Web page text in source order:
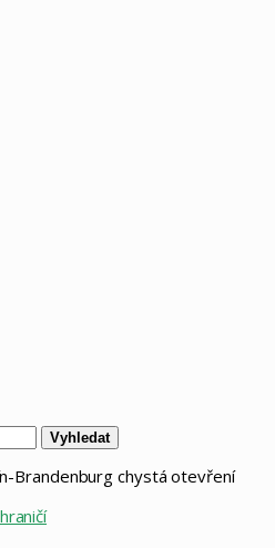
Vyhledat
Brandenburg chystá otevření